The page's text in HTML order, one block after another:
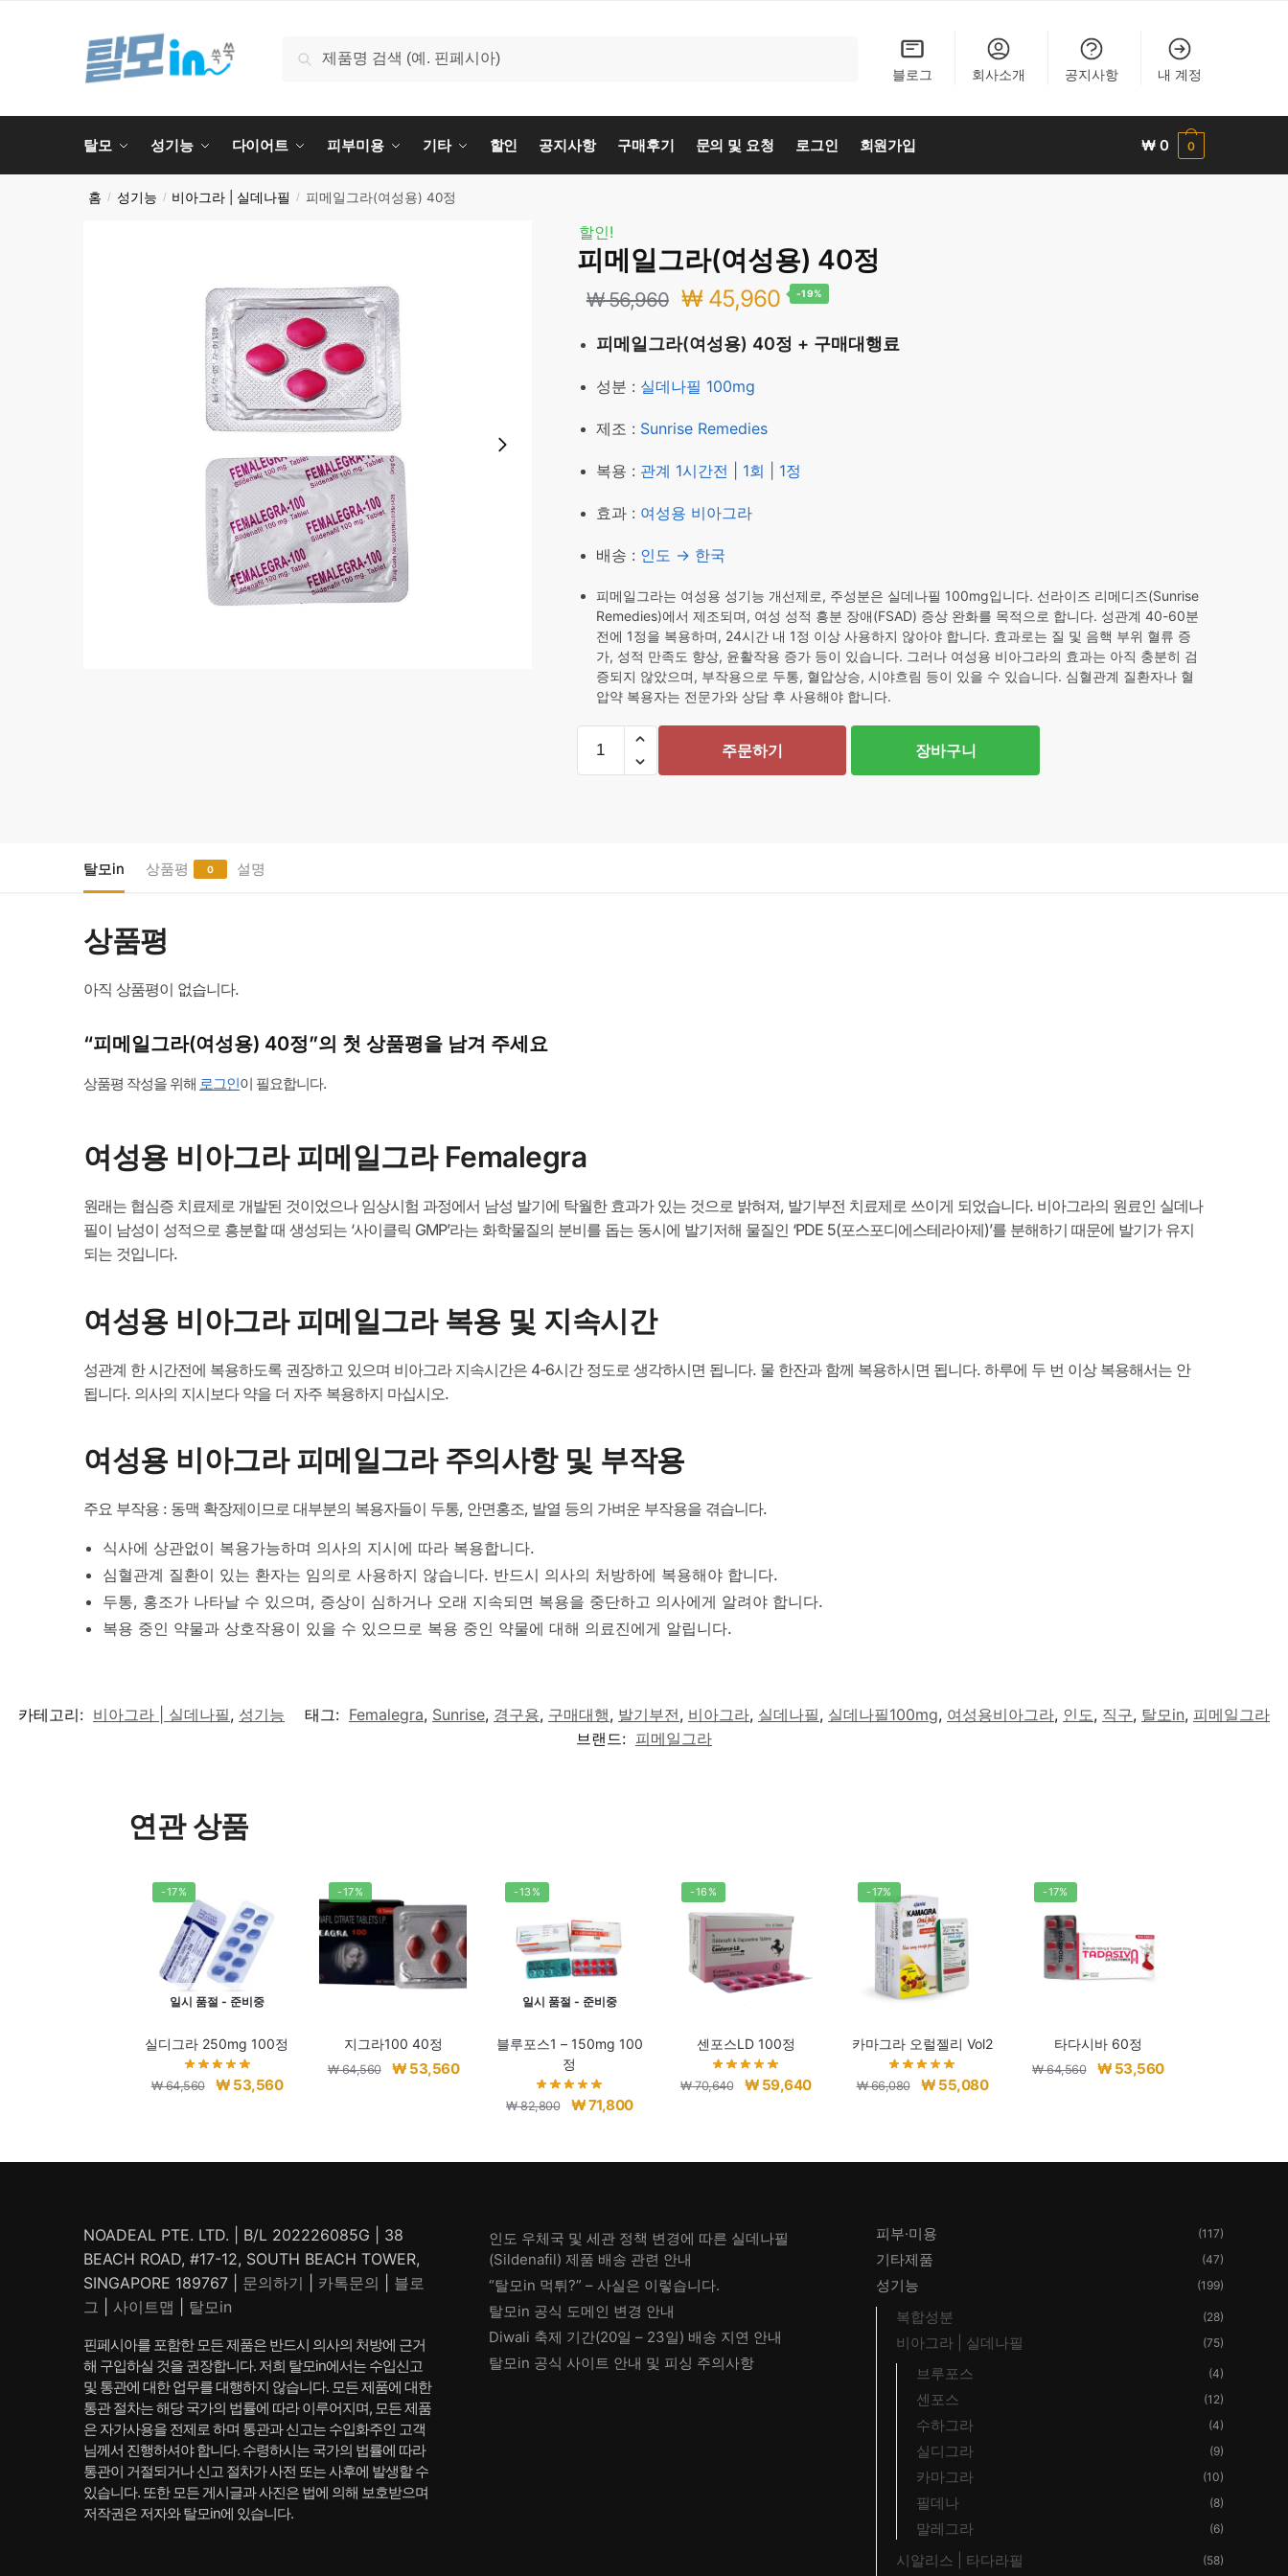
검색
블로그
회사소개 공지사항 내 계정
탈모 성기능 다이어트 피부미용 기타 할인 공지사항 구매후기 문의 및 요청 로그인 회원가입 ₩ 0 0
홈 / 성기능 / 비아그라 | 실데나필 / 피메일그라(여성용) 40정
할인!
피메일그라(여성용) 40정
₩56,960 원
래
₩ 56,960.
₩45,960현
재
-19%
피메일그라(여성용) 40정 + 구매대행료
성분 : 실데나필 100mg
제조 : Sunrise Remedies
복용 : 관계 1시간전 | 1회 | 1정
효과 : 여성용 비아그라
배송 : 인도 → 한국
피메일그라는 여성용 성기능 개선제로, 주성분은 실데나필 100mg입니다. 선라이즈 리메디즈(Sunrise
Remedies)에서 제조되며, 여성 성적 흥분 장애(FSAD) 증상 완화를 목적으로 합니다. 성관계 40-60분
전에 1정을 복용하며, 24시간 내 1정 이상 사용하지 않아야 합니다. 효과로는 질 및 음핵 부위 혈류 증
가, 성적 만족도 향상, 윤활작용 증가 등이 있습니다. 그러나 여성용 비아그라의 효과는 아직 충분히 검
증되지 않았으며, 부작용으로 두통, 혈압상승, 시야흐림 등이 있을 수 있습니다. 심혈관계 질환자나 혈
압약 복용자는 전문가와 상담 후 사용해야 합니다.
주문하기 장바구니
탈모in 상품평 0 설명
상품평
아직 상품평이 없습니다.
“피메일그라(여성용) 40정”의 첫 상품평을 남겨 주세요
상품평 작성을 위해 로그인이 필요합니다.
여성용 비아그라 피메일그라 Femalegra
원래는 협심증 치료제로 개발된 것이었으나 임상시험 과정에서 남성 발기에 탁월한 효과가 있는 것으로 밝혀져, 발기부전 치료제로 쓰이게 되었습니다. 비아그라의 원료인 실데나
필이 남성이 성적으로 흥분할 때 생성되는 ‘사이클릭 GMP’라는 화학물질의 분비를 돕는 동시에 발기저해 물질인 ‘PDE 5(포스포디에스테라아제)’를 분해하기 때문에 발기가 유지
되는 것입니다.
여성용 비아그라 피메일그라 복용 및 지속시간
성관계 한 시간전에 복용하도록 권장하고 있으며 비아그라 지속시간은 4-6시간 정도로 생각하시면 됩니다. 물 한잔과 함께 복용하시면 됩니다. 하루에 두 번 이상 복용해서는 안
됩니다. 의사의 지시보다 약을 더 자주 복용하지 마십시오.
여성용 비아그라 피메일그라 주의사항 및 부작용
주요 부작용 : 동맥 확장제이므로 대부분의 복용자들이 두통, 안면홍조, 발열 등의 가벼운 부작용을 겪습니다.
식사에 상관없이 복용가능하며 의사의 지시에 따라 복용합니다.
심혈관계 질환이 있는 환자는 임의로 사용하지 않습니다. 반드시 의사의 처방하에 복용해야 합니다.
두통, 홍조가 나타날 수 있으며, 증상이 심하거나 오래 지속되면 복용을 중단하고 의사에게 알려야 합니다.
복용 중인 약물과 상호작용이 있을 수 있으므로 복용 중인 약물에 대해 의료진에게 알립니다.
카테고리: 비아그라 | 실데나필, 성기능 태그: Femalegra, Sunrise, 경구용, 구매대행, 발기부전, 비아그라, 실데나필, 실데나필100mg, 여성용비아그라, 인도, 직구, 탈모in, 피메일그라
브랜드: 피메일그라
연관 상품
-17%
일시 품절 - 준비중
실디그라 250mg 100정
₩64,560
원
₩ 53,560현
-17%
지그라100 40정
₩64,560
원
₩ 64,560.
₩ 53,560현
₩ 53,560.
-13%
일시 품절 - 준비중
블루포스1 – 150mg 100
정
₩82,800
원
₩71,800현
-16%
센포스LD 100정
₩70,640
원
₩ 59,640현
-17%
카마그라 오럴젤리 Vol2
₩66,080
원
₩ 55,080현
-17%
타다시바 60정
₩64,560
원
₩ 64,560.
₩ 53,560현
₩ 53,560.
NOADEAL PTE. LTD. | B/L 202226085G | 38
BEACH ROAD, #17-12, SOUTH BEACH TOWER,
SINGAPORE 189767 | 문의하기 카톡문의
블로
그
사이트맵 탈모in
핀페시아를 포함한 모든 제품은 반드시 의사의 처방에 근거
해 구입하실 것을 권장합니다. 저희 탈모in에서는 수입신고
및 통관에 대한 업무를 대행하지 않습니다. 모든 제품에 대한
통관 절차는 해당 국가의 법률에 따라 이루어지며, 모든 제품
은 자가사용을 전제로 하며 통관과 신고는 수입화주인 고객
님께서 진행하셔야 합니다. 수령하시는 국가의 법률에 따라
통관이 거절되거나 신고 절차가 사전 또는 사후에 발생할 수
있습니다. 또한 모든 게시글과 사진은 법에 의해 보호받으며
저작권은 저자와 탈모in에 있습니다.
인도 우체국 및 세관 정책 변경에 따른 실데나필
(Sildenafil) 제품 배송 관련 안내
“탈모in 먹튀?” – 사실은 이렇습니다.
탈모in 공식 도메인 변경 안내
Diwali 축제 기간(20일 – 23일) 배송 지연 안내
탈모in 공식 사이트 안내 및 피싱 주의사항
피부·미용 (117)
기타제품 (47)
성기능 (199)
복합성분 (28)
비아그라 | 실데나필 (75)
브루포스 (4)
센포스 (12)
수하그라 (4)
실디그라 (9)
카마그라 (10)
필데나 (8)
말레그라 (6)
시알리스 | 타다라필 (58)